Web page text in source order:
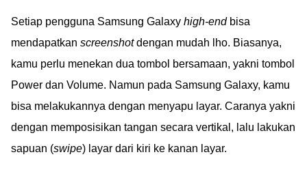
Setiap pengguna Samsung Galaxy high-endbisa
mendapatkan screenshotdengan mudah lho. Biasanya,
kamu perlu menekan dua tombol bersamaan, yakni tombol
Power dan Volume. Namun pada Samsung Galaxy, kamu
bisa melakukannya dengan menyapu layar. Caranya yakni
dengan memposisikan tangan secara vertikal, lalu lakukan
sapuan (swipe) layar dari kiri ke kanan layar.